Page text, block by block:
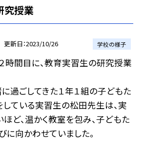
授業
更新日 2023/10/26 学校の様子
２時間目に、教育実習生の研究授業
過ごしてきた１年１組の子どもた
ている実習生の松田先生は、実
ど、温かく教室を包み、子どもた
に向かわせていました。